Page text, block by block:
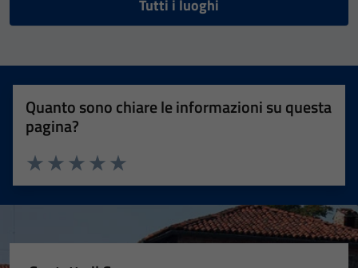
Tutti i luoghi
Quanto sono chiare le informazioni su questa
pagina?
Valuta 5 stelle su 5
Valuta 4 stelle su 5
Valuta 3 stelle su 5
Valuta 2 stelle su 5
Valuta 1 stelle su 5